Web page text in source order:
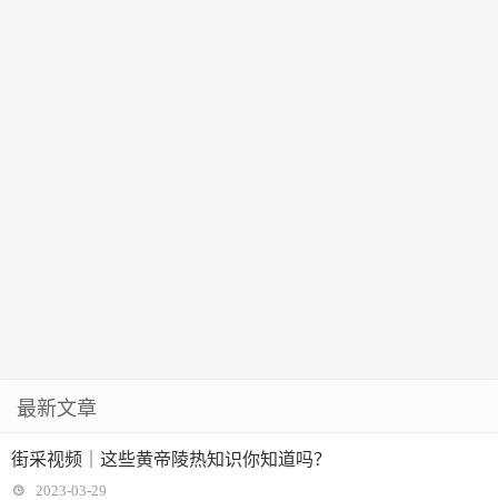
最新文章
街采视频｜这些黄帝陵热知识你知道吗？
2023-03-29